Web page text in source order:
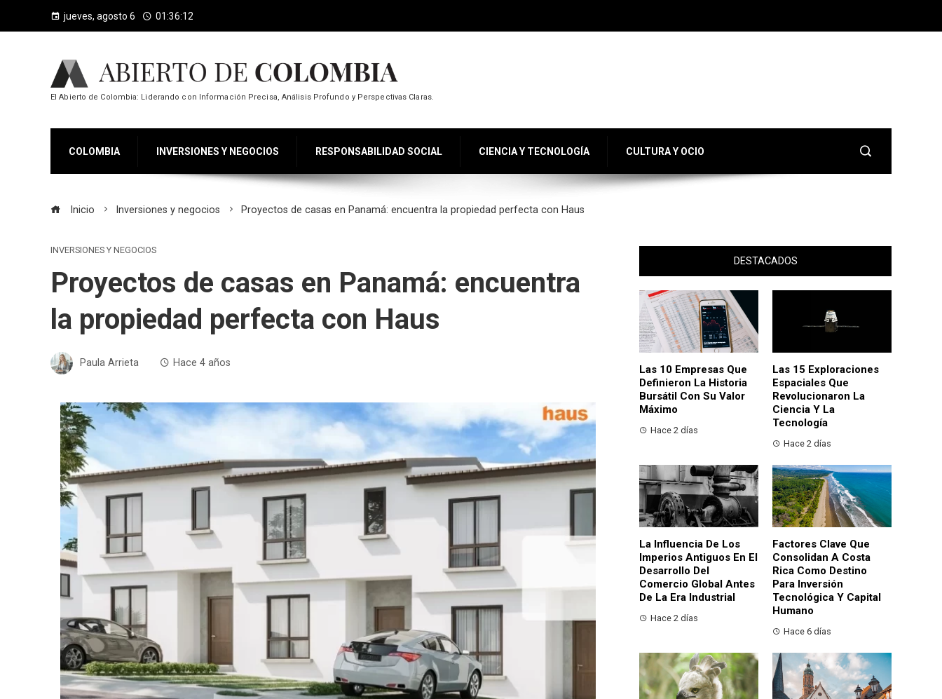
jueves, agosto 6 01:36:13
El Abierto de Colombia: Liderando con Información Precisa, Análisis Profundo y Perspectivas Claras.
COLOMBIA INVERSIONES Y NEGOCIOS RESPONSABILIDAD SOCIAL CIENCIA Y TECNOLOGÍA CULTURA Y OCIO
Inicio Inversiones y negocios Proyectos de casas en Panamá: encuentra la propiedad perfecta con Haus
INVERSIONES Y NEGOCIOS
Proyectos de casas en Panamá: encuentra
la propiedad perfecta con Haus
Paula Arrieta Hace 4 años
DESTACADOS
Las 10 Empresas Que
Definieron La Historia
Bursátil Con Su Valor
Máximo
Hace 2 días
Las 15 Exploraciones
Espaciales Que
Revolucionaron La
Ciencia Y La
Tecnología
Hace 2 días
La Influencia De Los
Imperios Antiguos En El
Desarrollo Del
Comercio Global Antes
De La Era Industrial
Hace 2 días
Factores Clave Que
Consolidan A Costa
Rica Como Destino
Para Inversión
Tecnológica Y Capital
Humano
Hace 6 días